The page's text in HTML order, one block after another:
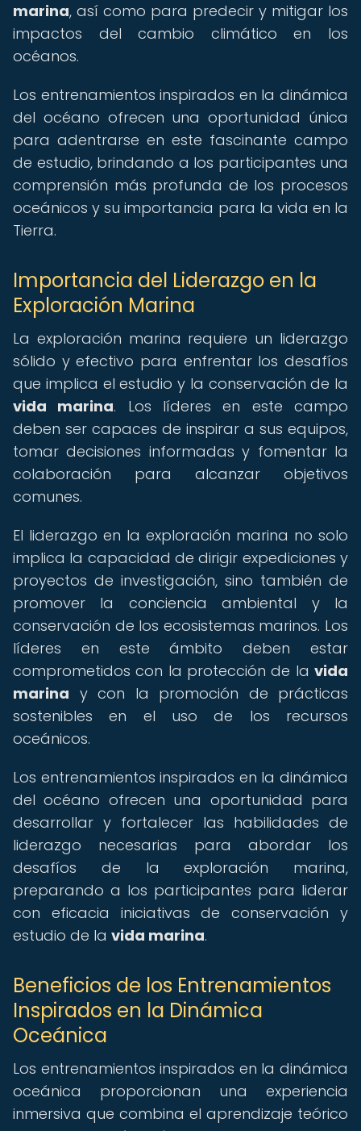
marina, así como para predecir y mitigar los
impactos del cambio climático en los
océanos.
Los entrenamientos inspirados en la dinámica
del océano ofrecen una oportunidad única
para adentrarse en este fascinante campo
de estudio, brindando a los participantes una
comprensión más profunda de los procesos
oceánicos y su importancia para la vida en la
Tierra.
Importancia del Liderazgo en la
Exploración Marina
La exploración marina requiere un liderazgo
sólido y efectivo para enfrentar los desafíos
que implica el estudio y la conservación de la
vida marina. Los líderes en este campo
deben ser capaces de inspirar a sus equipos,
tomar decisiones informadas y fomentar la
colaboración para alcanzar objetivos
comunes.
El liderazgo en la exploración marina no solo
implica la capacidad de dirigir expediciones y
proyectos de investigación, sino también de
promover la conciencia ambiental y la
conservación de los ecosistemas marinos. Los
líderes en este ámbito deben estar
comprometidos con la protección de la vida
marina y con la promoción de prácticas
sostenibles en el uso de los recursos
oceánicos.
Los entrenamientos inspirados en la dinámica
del océano ofrecen una oportunidad para
desarrollar y fortalecer las habilidades de
liderazgo necesarias para abordar los
desafíos de la exploración marina,
preparando a los participantes para liderar
con eficacia iniciativas de conservación y
estudio de la vida marina.
Beneficios de los Entrenamientos
Inspirados en la Dinámica
Oceánica
Los entrenamientos inspirados en la dinámica
oceánica proporcionan una experiencia
inmersiva que combina el aprendizaje teórico